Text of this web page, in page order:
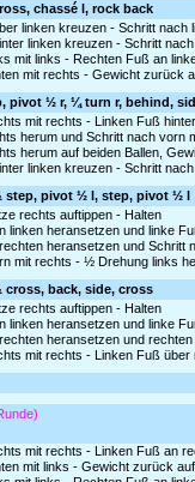
chassé l, rock back
linken kreuzen - Schritt nach
linken kreuzen - Schritt
mit links - Rechten Fuß an
mit rechts - Gewicht zurück
pivot ½ r, ¼ turn r, behind,
mit rechts - Linken Fuß
herum und Schritt nach vorn
herum auf beiden Ballen,
linken kreuzen - Schritt
step, pivot ½ l, step, pivot ½ l
rechts auftippen - Halten
linken heransetzen und linke
heransetzen und Schritt
mit rechts - ½ Drehung links
back, side, cross
rechts auftippen - Halten
linken heransetzen und linke
heransetzen und
mit rechts - Linken Fuß über
mit rechts - Linken Fuß an
mit links - Gewicht zurück